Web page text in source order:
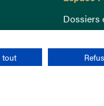
Dossiers
tout